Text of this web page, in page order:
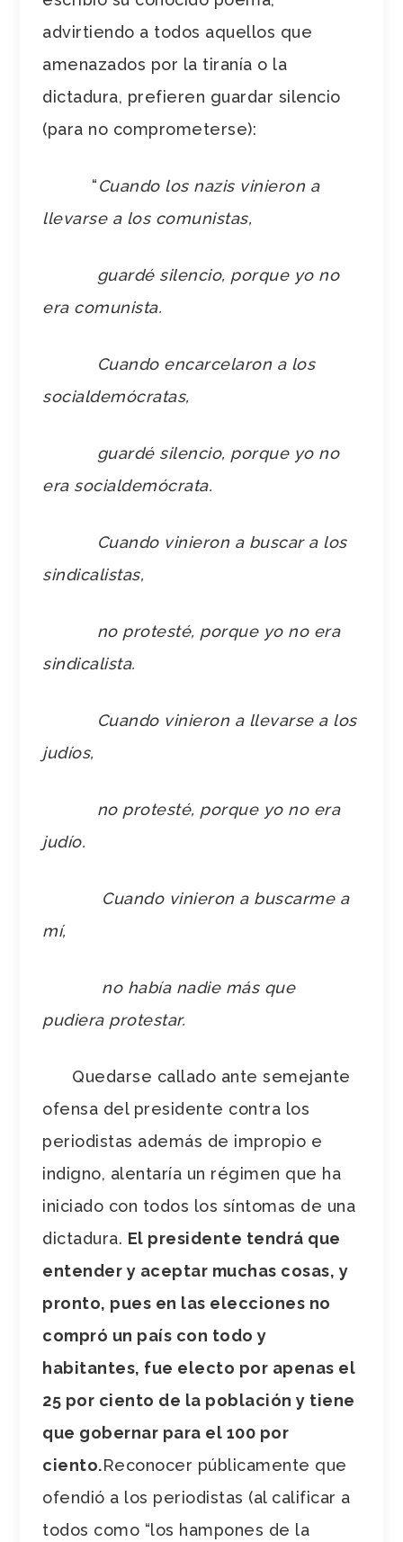
advirtiendo a todos aquellos que
amenazados por la tiranía o la
dictadura, prefieren guardar silencio
(para no comprometerse):
“Cuando los nazis vinieron a
llevarse a los comunistas,
guardé silencio, porque yo no
era comunista.
Cuando encarcelaron a los
socialdemócratas,
guardé silencio, porque yo no
era socialdemócrata.
Cuando vinieron a buscar a los
sindicalistas,
no protesté, porque yo no era
sindicalista.
Cuando vinieron a llevarse a los
judíos,
no protesté, porque yo no era
judío.
Cuando vinieron a buscarme a
mí,
no había nadie más que
pudiera protestar.
Quedarse callado ante semejante
ofensa del presidente contra los
periodistas además de impropio e
indigno, alentaría un régimen que ha
iniciado con todos los síntomas de una
dictadura. El presidente tendrá que
entender y aceptar muchas cosas, y
pronto, pues en las elecciones no
compró un país con todo y
habitantes, fue electo por apenas el
25 por ciento de la población y tiene
que gobernar para el 100 por
ciento.Reconocer públicamente que
ofendió a los periodistas (al calificar a
todos como “los hampones de la